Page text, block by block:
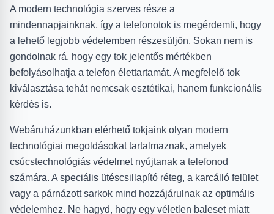
A modern technológia szerves része a
mindennapjainknak, így a telefonotok is megérdemli, hogy
a lehető legjobb védelemben részesüljön. Sokan nem is
gondolnak rá, hogy egy tok jelentős mértékben
befolyásolhatja a telefon élettartamát. A megfelelő tok
kiválasztása tehát nemcsak esztétikai, hanem funkcionális
kérdés is.
Webáruházunkban elérhető tokjaink olyan modern
technológiai megoldásokat tartalmaznak, amelyek
csúcstechnológiás védelmet nyújtanak a telefonod
számára. A speciális ütéscsillapító réteg, a karcálló felület
vagy a párnázott sarkok mind hozzájárulnak az optimális
védelemhez. Ne hagyd, hogy egy véletlen baleset miatt